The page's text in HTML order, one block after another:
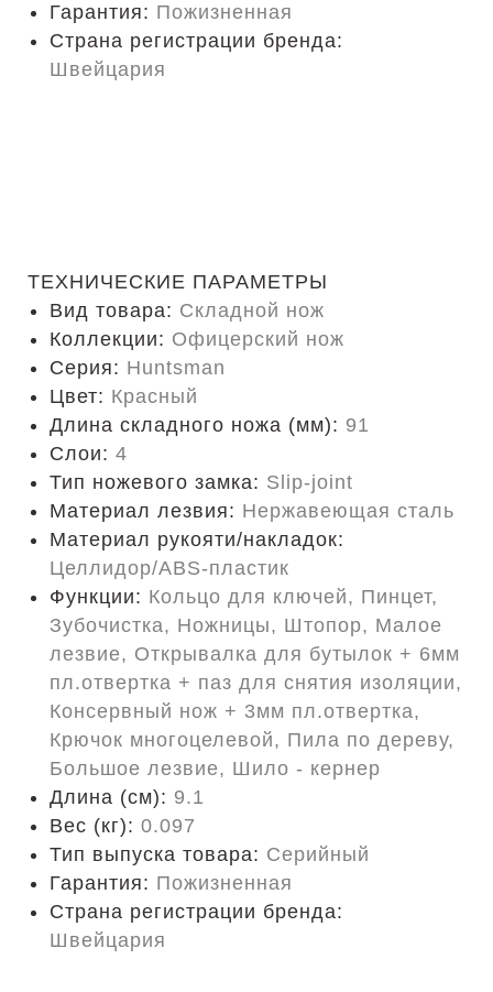
Гарантия: Пожизненная
Страна регистрации бренда:
Швейцария
ТЕХНИЧЕСКИЕ ПАРАМЕТРЫ
Вид товара: Складной нож
Коллекции: Офицерский нож
Серия: Huntsman
Цвет: Красный
Длина складного ножа (мм): 91
Слои: 4
Тип ножевого замка: Slip-joint
Материал лезвия: Нержавеющая сталь
Материал рукояти/накладок:
Целлидор/ABS-пластик
Функции: Кольцо для ключей, Пинцет,
Зубочистка, Ножницы, Штопор, Малое
лезвие, Открывалка для бутылок + 6мм
пл.отвертка + паз для снятия изоляции,
Консервный нож + 3мм пл.отвертка,
Крючок многоцелевой, Пила по дереву,
Большое лезвие, Шило - кернер
Длина (cм): 9.1
Вес (кг): 0.097
Тип выпуска товара: Серийный
Гарантия: Пожизненная
Страна регистрации бренда:
Швейцария